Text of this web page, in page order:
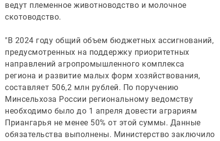
ведут племенное животноводство и молочное
скотоводство.
"В 2024 году общий объем бюджетных ассигнований,
предусмотренных на поддержку приоритетных
направлений агропромышленного комплекса
региона и развитие малых форм хозяйствования,
составляет 506,2 млн рублей. По поручению
Минсельхоза России региональному ведомству
необходимо было до 1 апреля довести аграриям
Приангарья не менее 50% от этой суммы. Данные
обязательства выполнены. Министерство заключило